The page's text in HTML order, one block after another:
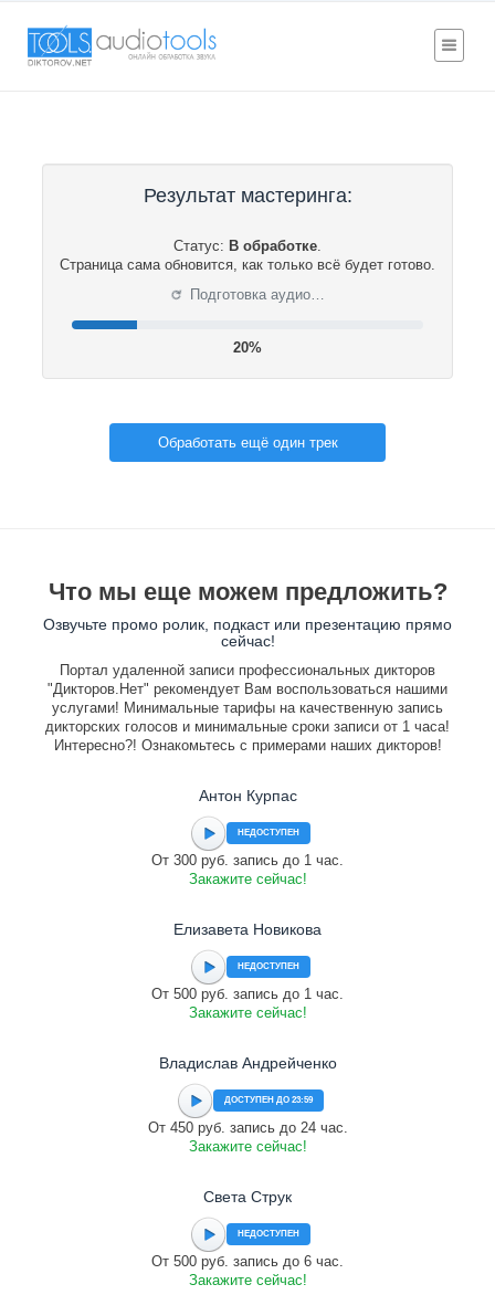
Результат мастеринга:
Статус: В обработке.
Страница сама обновится, как только всё будет готово.
⟳ Подготовка аудио…
20%
Обработать ещё один трек
Что мы еще можем предложить?
Озвучьте промо ролик, подкаст или презентацию прямо
сейчас!
Портал удаленной записи профессиональных дикторов
"Дикторов.Нет" рекомендует Вам воспользоваться нашими
услугами! Минимальные тарифы на качественную запись
дикторских голосов и минимальные сроки записи от 1 часа!
Интересно?! Ознакомьтесь с примерами наших дикторов!
Антон Курпас
НЕДОСТУПЕН
От 300 руб. запись до 1 час.
Закажите сейчас!
Елизавета Новикова
НЕДОСТУПЕН
От 500 руб. запись до 1 час.
Закажите сейчас!
Владислав Андрейченко
ДОСТУПЕН ДО 23:59
От 450 руб. запись до 24 час.
Закажите сейчас!
Света Струк
НЕДОСТУПЕН
От 500 руб. запись до 6 час.
Закажите сейчас!